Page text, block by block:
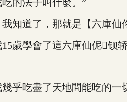
的法子叫什麼。”
知道了，那就是【六庫
學會了這六庫仙伲钡轿
吃盡了天地間能吃的一